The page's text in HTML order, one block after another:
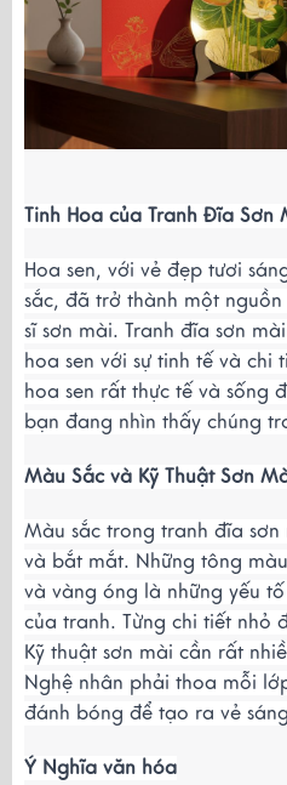
Tinh Hoa của Tranh Đĩa Sơn
Hoa sen, với vẻ đẹp tươi
sắc, đã trở thành một
sĩ sơn mài. Tranh đĩa sơn
hoa sen với sự tinh tế và chi
hoa sen rất thực tế và sống
bạn đang nhìn thấy chúng
Màu Sắc và Kỹ Thuật Sơn
Màu sắc trong tranh đĩa
và bắt mắt. Những tông
và vàng óng là những yếu
của tranh. Từng chi tiết nhỏ
Kỹ thuật sơn mài cần rất
Nghệ nhân phải thoa mỗi
đánh bóng để tạo ra vẻ
Ý Nghĩa văn hóa